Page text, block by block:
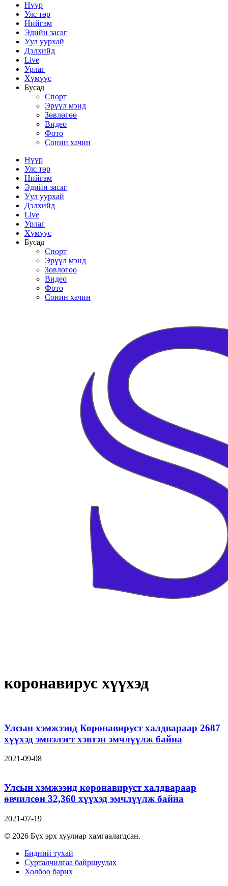
Нүүр
Улс төр
Нийгэм
Эдийн засаг
Уул уурхай
Дэлхийд
Live
Урлаг
Хүмүүс
Бусад
Спорт
Эрүүл мэнд
Зөвлөгөө
Видео
Фото
Сонин хачин
Нүүр
Улс төр
Нийгэм
Эдийн засаг
Уул уурхай
Дэлхийд
Live
Урлаг
Хүмүүс
Бусад
Спорт
Эрүүл мэнд
Зөвлөгөө
Видео
Фото
Сонин хачин
коронавирус хүүхэд
Улсын хэмжээнд Коронавируст халдвараар 2687
хүүхэд эмнэлэгт хэвтэн эмчлүүлж байна
2021-09-08
Улсын хэмжээнд коронавируст халдвараар
өвчилсөн 32,360 хүүхэд эмчлүүлж байна
2021-07-19
© 2026 Бүх эрх хуулиар хамгаалагдсан.
Бидний тухай
Сурталчилгаа байршуулах
Холбоо барих